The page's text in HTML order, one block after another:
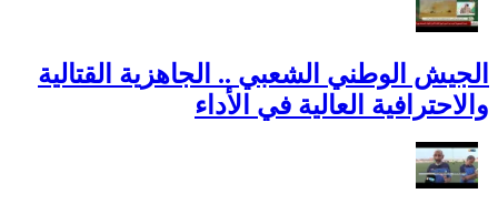
الجيش الوطني الشعبي .. الجاهزية القتالية
والاحترافية العالية في الأداء